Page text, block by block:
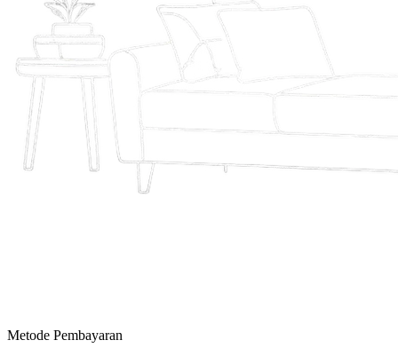
Metode Pembayaran